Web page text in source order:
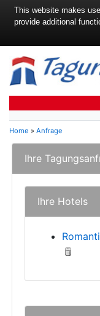
Home » Anfrage
Ihre
Ihre Hotels
This website makes
provide additional